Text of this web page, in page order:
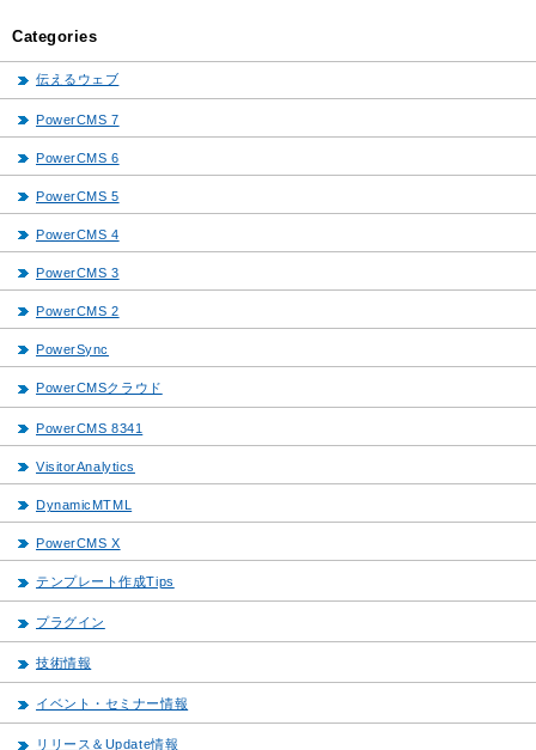
Categories
伝えるウェブ
PowerCMS 7
PowerCMS 6
PowerCMS 5
PowerCMS 4
PowerCMS 3
PowerCMS 2
PowerSync
PowerCMSクラウド
PowerCMS 8341
VisitorAnalytics
DynamicMTML
PowerCMS X
テンプレート作成Tips
プラグイン
技術情報
イベント・セミナー情報
リリース＆Update情報